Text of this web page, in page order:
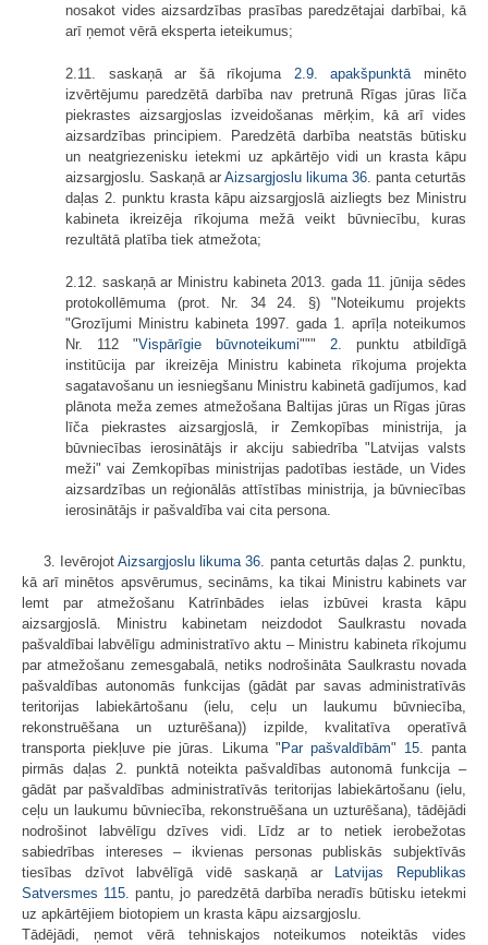
nosakot vides aizsardzības prasības paredzētajai darbībai, kā
arī ņemot vērā eksperta ieteikumus;
2.11. saskaņā ar šā rīkojuma 2.9. apakšpunktāminēto
izvērtējumu paredzētā darbība nav pretrunā Rīgas jūras līča
piekrastes aizsargjoslas izveidošanas mērķim, kā arī vides
aizsardzības principiem. Paredzētā darbība neatstās būtisku
un neatgriezenisku ietekmi uz apkārtējo vidi un krasta kāpu
aizsargjoslu. Saskaņā ar Aizsargjoslu likuma 36. panta ceturtās
daļas 2. punktu krasta kāpu aizsargjoslā aizliegts bez Ministru
kabineta ikreizēja rīkojuma mežā veikt būvniecību, kuras
rezultātā platība tiek atmežota;
2.12. saskaņā ar Ministru kabineta 2013. gada 11. jūnija sēdes
protokollēmuma (prot. Nr. 34 24. §) "Noteikumu projekts
"Grozījumi Ministru kabineta 1997. gada 1. aprīļa noteikumos
Nr. 112 "Vispārīgie būvnoteikumi""" 2. punktu atbildīgā
institūcija par ikreizēja Ministru kabineta rīkojuma projekta
sagatavošanu un iesniegšanu Ministru kabinetā gadījumos, kad
plānota meža zemes atmežošana Baltijas jūras un Rīgas jūras
līča piekrastes aizsargjoslā, ir Zemkopības ministrija, ja
būvniecības ierosinātājs ir akciju sabiedrība "Latvijas valsts
meži" vai Zemkopības ministrijas padotības iestāde, un Vides
aizsardzības un reģionālās attīstības ministrija, ja būvniecības
ierosinātājs ir pašvaldība vai cita persona.
3. IevērojotAizsargjoslu likuma 36. panta ceturtās daļas 2. punktu,
kā arī minētos apsvērumus, secināms, ka tikai Ministru kabinets var
lemt par atmežošanu Katrīnbādes ielas izbūvei krasta kāpu
aizsargjoslā. Ministru kabinetam neizdodot Saulkrastu novada
pašvaldībai labvēlīgu administratīvo aktu – Ministru kabineta rīkojumu
par atmežošanu zemesgabalā, netiks nodrošināta Saulkrastu novada
pašvaldības autonomās funkcijas (gādāt par savas administratīvās
teritorijas labiekārtošanu (ielu, ceļu un laukumu būvniecība,
rekonstruēšana un uzturēšana)) izpilde, kvalitatīva operatīvā
transporta piekļuve pie jūras. Likuma " Par pašvaldībām" 15. panta
pirmās daļas 2. punktā noteikta pašvaldības autonomā funkcija –
gādāt par pašvaldības administratīvās teritorijas labiekārtošanu (ielu,
ceļu un laukumu būvniecība, rekonstruēšana un uzturēšana), tādējādi
nodrošinot labvēlīgu dzīves vidi. Līdz ar to netiek ierobežotas
sabiedrības intereses – ikvienas personas publiskās subjektīvās
tiesības dzīvot labvēlīgā vidē saskaņā ar
Latvijas Republikas
Satversmes 115. pantu, jo paredzētā darbība neradīs būtisku ietekmi
uz apkārtējiem biotopiem un krasta kāpu aizsargjoslu.
Tādējādi, ņemot vērā tehniskajos noteikumos noteiktās vides